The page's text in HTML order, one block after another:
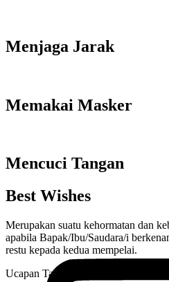
Menjaga Jarak
Memakai Masker
Mencuci Tangan
Best Wishes
Merupakan suatu kehormatan dan
apabila Bapak/Ibu/Saudara/i
restu kepada kedua mempelai.
Ucapan Tamu